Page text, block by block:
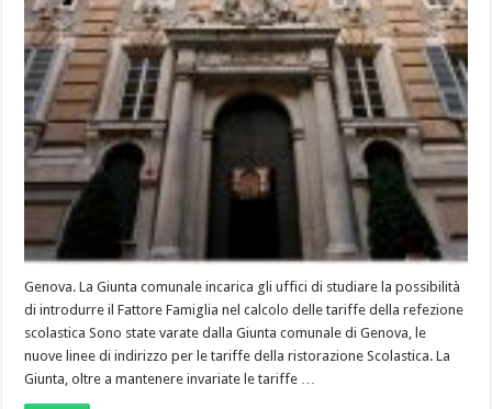
Genova. La Giunta comunale incarica gli uffici di studiare la possibilità
di introdurre il Fattore Famiglia nel calcolo delle tariffe della refezione
scolastica Sono state varate dalla Giunta comunale di Genova, le
nuove linee di indirizzo per le tariffe della ristorazione Scolastica. La
Giunta, oltre a mantenere invariate le tariffe …